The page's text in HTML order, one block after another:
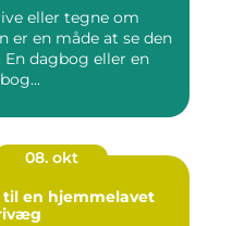
eller tegne om
er en måde at se den
En dagbog eller en
08. okt
til en hjemmelavet